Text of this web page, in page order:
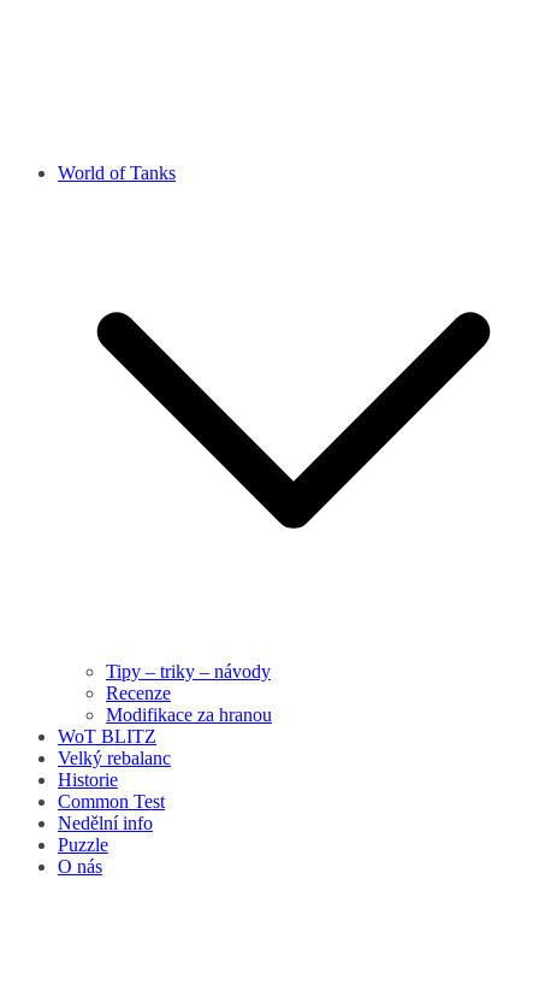
World of Tanks
Tipy – triky – návody
Recenze
Modifikace za hranou
WoT BLITZ
Velký rebalanc
Historie
Common Test
Nedělní info
Puzzle
O nás